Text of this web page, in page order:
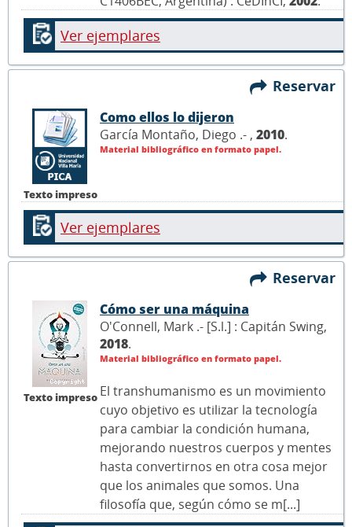
Ver ejemplares
Reservar
Texto impreso
Como ellos lo dijeron
García Montaño, Diego .- , 2010.
Material bibliográfico en formato papel.
Ver ejemplares
Reservar
Texto impreso
Cómo ser una máquina
O'Connell, Mark .- [S.l.] : Capitán Swing,
2018.
Material bibliográfico en formato papel.
El transhumanismo es un movimiento
cuyo objetivo es utilizar la tecnología
para cambiar la condición humana,
mejorando nuestros cuerpos y mentes
hasta convertirnos en otra cosa mejor
que los animales que somos. Una
filosofía que, según cómo se m[...]